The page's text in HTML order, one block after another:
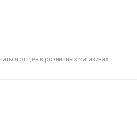
от цен в розничных магазинах